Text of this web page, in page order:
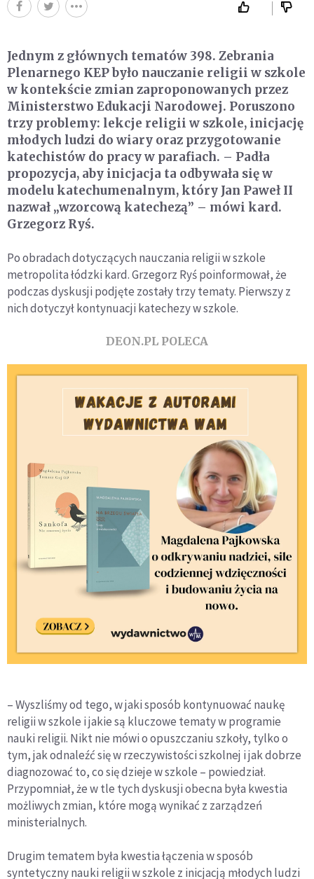
Jednym z głównych tematów 398. Zebrania
Plenarnego KEP było nauczanie religii w szkole
w kontekście zmian zaproponowanych przez
Ministerstwo Edukacji Narodowej. Poruszono
trzy problemy: lekcje religii w szkole, inicjację
młodych ludzi do wiary oraz przygotowanie
katechistów do pracy w parafiach. – Padła
propozycja, aby inicjacja ta odbywała się w
modelu katechumenalnym, który Jan Paweł II
nazwał „wzorcową katechezą” – mówi kard.
Grzegorz Ryś.
Po obradach dotyczących nauczania religii w szkole
metropolita łódzki kard. Grzegorz Ryś poinformował, że
podczas dyskusji podjęte zostały trzy tematy. Pierwszy z
nich dotyczył kontynuacji katechezy w szkole.
DEON.PL POLECA
– Wyszliśmy od tego, w jaki sposób kontynuować naukę
religii w szkole i jakie są kluczowe tematy w programie
nauki religii. Nikt nie mówi o opuszczaniu szkoły, tylko o
tym, jak odnaleźć się w rzeczywistości szkolnej i jak dobrze
diagnozować to, co się dzieje w szkole – powiedział.
Przypomniał, że w tle tych dyskusji obecna była kwestia
możliwych zmian, które mogą wynikać z zarządzeń
ministerialnych.
Drugim tematem była kwestia łączenia w sposób
syntetyczny nauki religii w szkole z inicjacją młodych ludzi